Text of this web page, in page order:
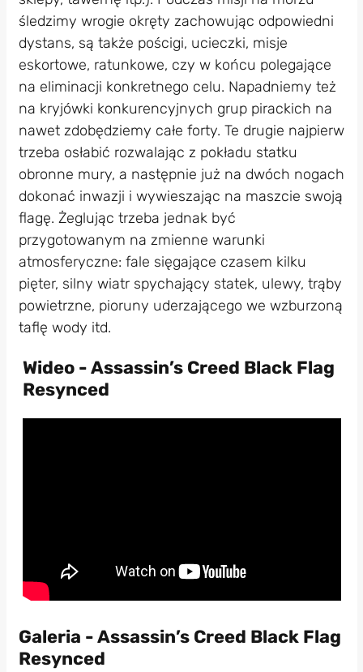
śledzimy wrogie okręty zachowując odpowiedni
dystans, są także pościgi, ucieczki, misje
eskortowe, ratunkowe, czy w końcu polegające
na eliminacji konkretnego celu. Napadniemy też
na kryjówki konkurencyjnych grup pirackich na
nawet zdobędziemy całe forty. Te drugie najpierw
trzeba osłabić rozwalając z pokładu statku
obronne mury, a następnie już na dwóch nogach
dokonać inwazji i wywieszając na maszcie swoją
flagę. Żeglując trzeba jednak być
przygotowanym na zmienne warunki
atmosferyczne: fale sięgające czasem kilku
pięter, silny wiatr spychający statek, ulewy, trąby
powietrzne, pioruny uderzającego we wzburzoną
taflę wody itd.
Wideo - Assassin’s Creed Black Flag
Resynced
Galeria - Assassin’s Creed Black Flag
Resynced